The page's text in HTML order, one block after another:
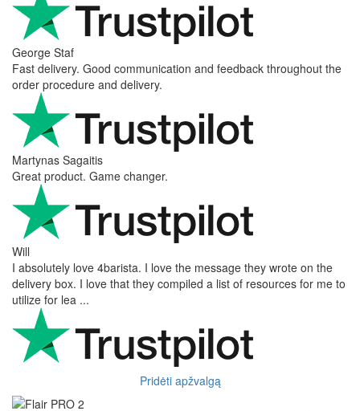
George Staf
Fast delivery. Good communication and feedback throughout the
order procedure and delivery.
Martynas Sagaitis
Great product. Game changer.
Will
I absolutely love 4barista. I love the message they wrote on the
delivery box. I love that they compiled a list of resources for me to
utilize for lea ...
Pridėti apžvalgą